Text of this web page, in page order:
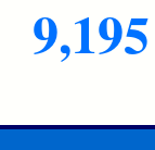
9,195